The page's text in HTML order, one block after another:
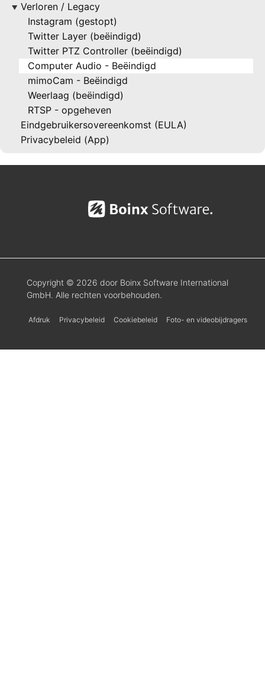
▶
Verloren / Legacy
Instagram (gestopt)
Twitter Layer (beëindigd)
Twitter PTZ Controller (beëindigd)
Computer Audio - Beëindigd
mimoCam - Beëindigd
Weerlaag (beëindigd)
RTSP - opgeheven
Eindgebruikersovereenkomst (EULA)
Privacybeleid (App)
Copyright © 2026 door Boinx Software International
GmbH. Alle rechten voorbehouden.
Afdruk Privacybeleid Cookiebeleid Foto- en videobijdragers